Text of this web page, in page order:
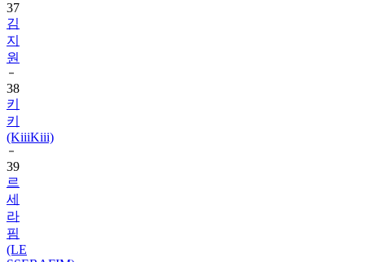
37
김
지
원
38
키
키
(KiiiKiii)
39
르
세
라
핌
(LE